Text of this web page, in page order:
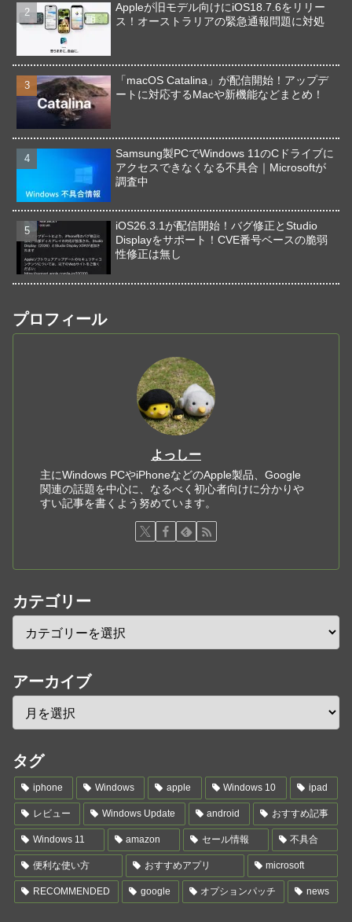
Appleが旧モデル向けにiOS18.7.6をリリー
ス！オーストラリアの緊急通報問題に対処
「macOS Catalina」が配信開始！アップデ
ートに対応するMacや新機能などまとめ！
Samsung製PCでWindows 11のCドライブに
アクセスできなくなる不具合｜Microsoftが
調査中
iOS26.3.1が配信開始！バグ修正とStudio
Displayをサポート！CVE番号ベースの脆弱
性修正は無し
プロフィール
よっしー
主にWindows PCやiPhoneなどのApple製品、Google
関連の話題を中心に、なるべく初心者向けに分かりや
すい記事を書くよう努めています。
カテゴリー
アーカイブ
タグ
iphone Windows apple Windows 10 ipad
レビュー Windows Update android おすすめ記事
Windows 11 amazon セール情報 不具合
便利な使い方 おすすめアプリ microsoft
RECOMMENDED google オプションパッチ news